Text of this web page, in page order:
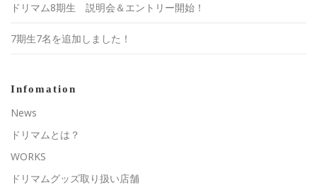
ドリマム8期生 説明会＆エントリー開始！
7期生7名を追加しました！
Infomation
News
ドリマムとは？
WORKS
ドリマムグッズ取り扱い店舗